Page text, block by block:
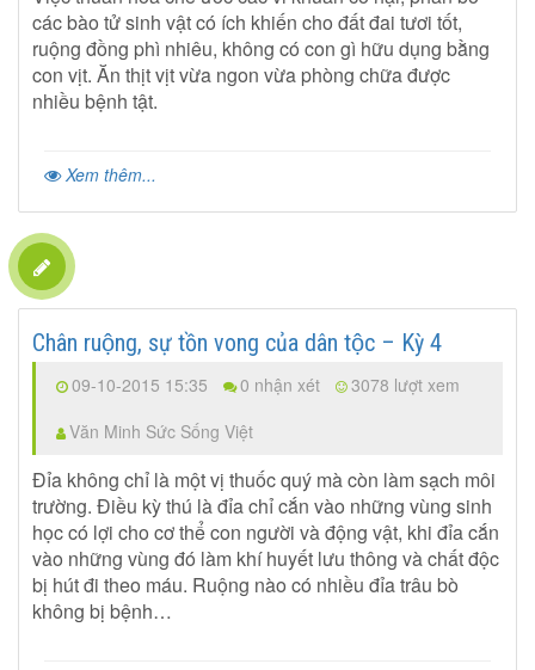
các bào tử sinh vật có ích khiến cho đất đai tươi tốt,
ruộng đồng phì nhiêu, không có con gì hữu dụng bằng
con vịt. Ăn thịt vịt vừa ngon vừa phòng chữa được
nhiều bệnh tật.
Xem thêm...
Chân ruộng, sự tồn vong của dân tộc – Kỳ 4
09-10-2015 15:35 0 nhận xét
3078 lượt xem
Văn Minh Sức Sống Việt
Đỉa không chỉ là một vị thuốc quý mà còn làm sạch môi
trường. Điều kỳ thú là đỉa chỉ cắn vào những vùng sinh
học có lợi cho cơ thể con người và động vật, khi đỉa cắn
vào những vùng đó làm khí huyết lưu thông và chất độc
bị hút đi theo máu. Ruộng nào có nhiều đỉa trâu bò
không bị bệnh…